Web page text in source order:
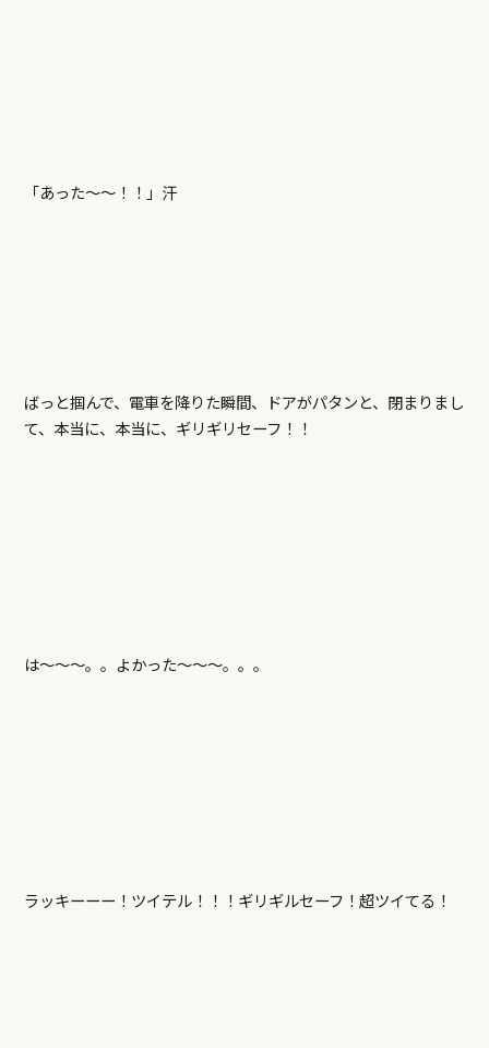
「あった～～！！」汗
ばっと掴んで、電車を降りた瞬間、ドアがパタンと、閉まりまし
て、本当に、本当に、ギリギリセーフ！！
は～～～。。よかった～～～。。。
ラッキーーー！ツイテル！！！ギリギルセーフ！超ツイてる！